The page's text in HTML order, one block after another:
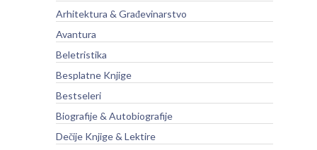
Arhitektura & Građevinarstvo
Avantura
Beletristika
Besplatne Knjige
Bestseleri
Biografije & Autobiografije
Dečije Knjige & Lektire